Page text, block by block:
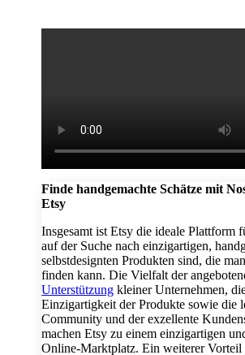
Finde handgemachte Schätze mit
Etsy
Insgesamt ist Etsy die ideale Plattform
auf der Suche nach einzigartigen,
selbstdesignten Produkten sind, die
finden kann. Die Vielfalt der
Unterstützung kleiner Unternehmen,
Einzigartigkeit der Produkte sowie die
Community und der exzellente
machen Etsy zu einem einzigartigen
Online-Marktplatz. Ein weiterer Vorteil